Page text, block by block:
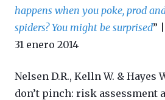
happens when you poke, prod
spiders? You might be surprised”
31 enero 2014
Nelsen D.R., Kelln W. & Hayes
don’t pinch: risk assessment